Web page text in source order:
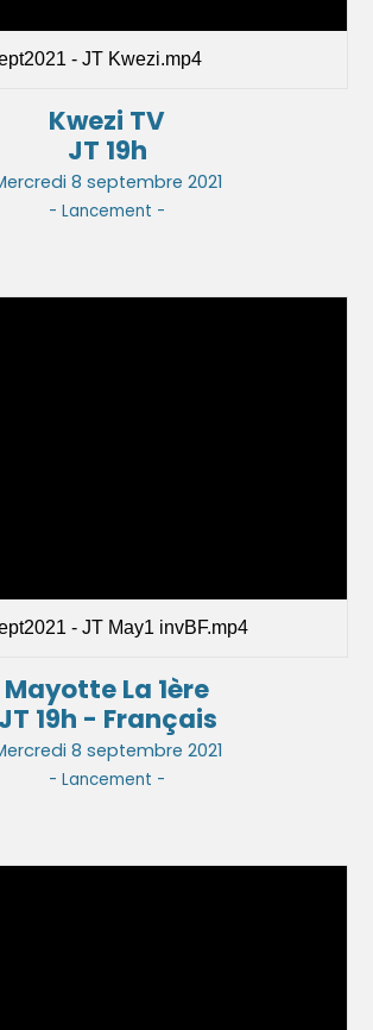
- JT Kwezi.mp4
Kwezi TV
JT 19h
8 septembre 2021
- Lancement -
- JT May1 invBF.mp4
Mayotte La 1ère
JT 19h - Français
8 septembre 2021
- Lancement -